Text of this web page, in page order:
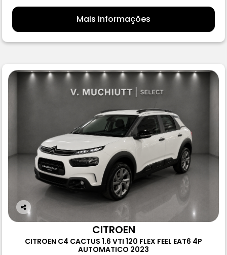
Mais informações
Co
rtil
CITROEN
CITROEN C4 CACTUS 1.6 VTI 120 FLEX FEEL EAT6 4P
AUTOMATICO 2023